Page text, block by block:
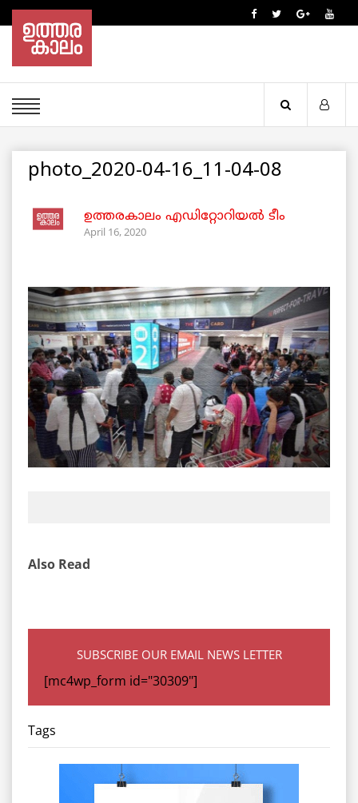
photo_2020-04-16_11-04-08
ഉത്തരകാലം എഡിറ്റോറിയല്‍ ടീം
April 16, 2020
Also Read
SUBSCRIBE OUR EMAIL NEWS LETTER
[mc4wp_form id="30309"]
Tags